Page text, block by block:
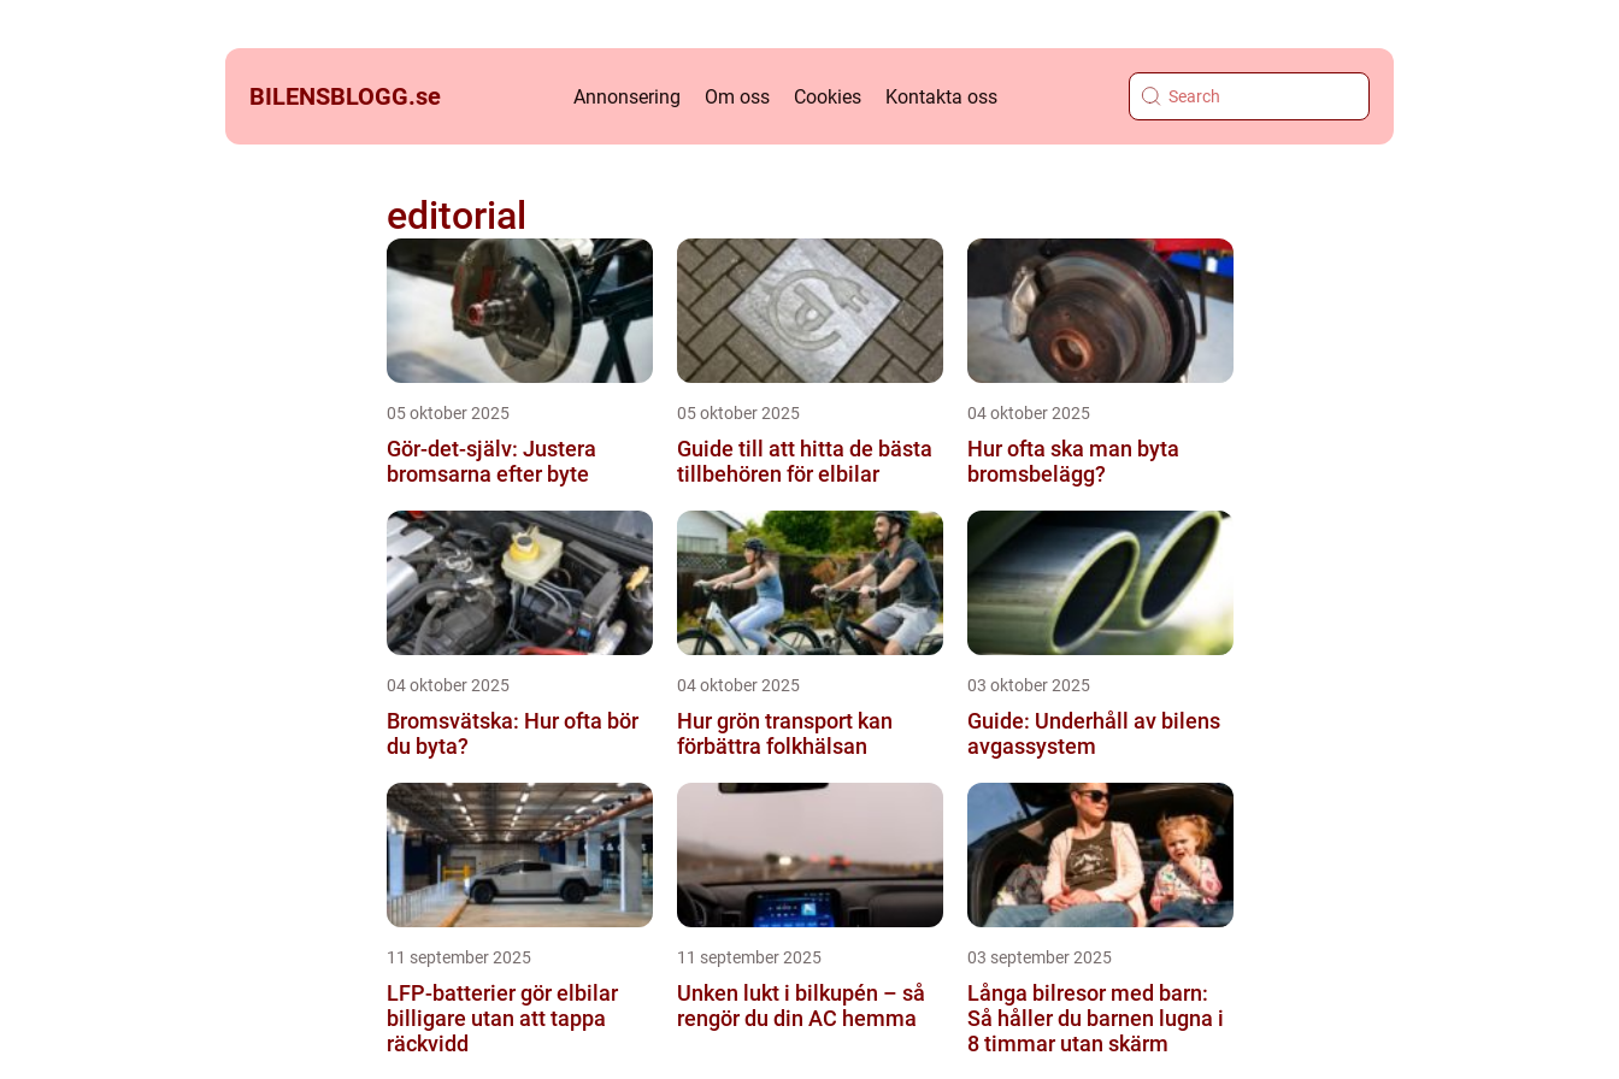
BILENSBLOGG.se Annonsering Om oss Cookies Kontakta oss
editorial
05 oktober 2025
Gör-det-själv: Justera
bromsarna efter byte
05 oktober 2025
Guide till att hitta de bästa
tillbehören för elbilar
04 oktober 2025
Hur ofta ska man byta
bromsbelägg?
04 oktober 2025
Bromsvätska: Hur ofta bör
du byta?
04 oktober 2025
Hur grön transport kan
förbättra folkhälsan
03 oktober 2025
Guide: Underhåll av bilens
avgassystem
11 september 2025
LFP-batterier gör elbilar
billigare utan att tappa
räckvidd
11 september 2025
Unken lukt i bilkupén – så
rengör du din AC hemma
03 september 2025
Långa bilresor med barn:
Så håller du barnen lugna i
8 timmar utan skärm